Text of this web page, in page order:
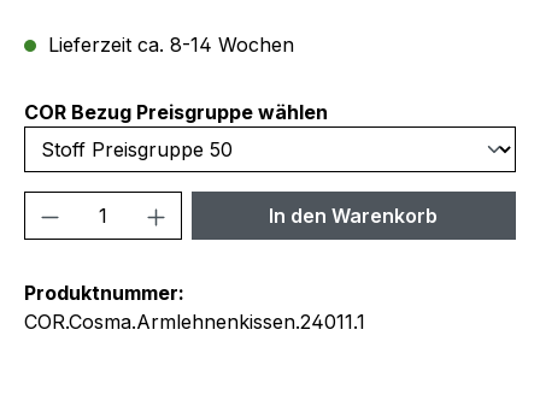
Lieferzeit ca. 8-14 Wochen
COR Bezug Preisgruppe wählen
Produkt Anzahl: Gib denIn den Warenkorb
Produktnummer:
COR.Cosma.Armlehnenkissen.24011.1